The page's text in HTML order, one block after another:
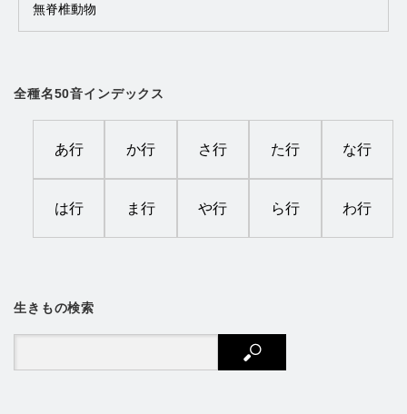
無脊椎動物
全種名50音インデックス
あ行 か行 さ行 た行 な行
は行 ま行 や行 ら行 わ行
生きもの検索